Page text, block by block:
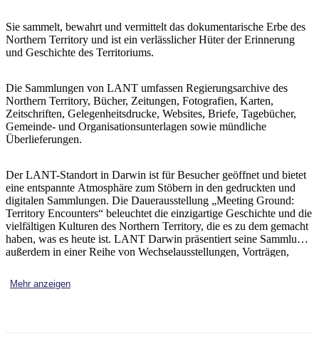
up
Sie sammelt, bewahrt und vermittelt das dokumentarische Erbe des
Northern Territory und ist ein verlässlicher Hüter der Erinnerung
und Geschichte des Territoriums.
Die Sammlungen von LANT umfassen Regierungsarchive des
Northern Territory, Bücher, Zeitungen, Fotografien, Karten,
Zeitschriften, Gelegenheitsdrucke, Websites, Briefe, Tagebücher,
Gemeinde- und Organisationsunterlagen sowie mündliche
Überlieferungen.
Der LANT-Standort in Darwin ist für Besucher geöffnet und bietet
eine entspannte Atmosphäre zum Stöbern in den gedruckten und
digitalen Sammlungen. Die Dauerausstellung „Meeting Ground:
Territory Encounters“ beleuchtet die einzigartige Geschichte und die
vielfältigen Kulturen des Northern Territory, die es zu dem gemacht
haben, was es heute ist. LANT Darwin präsentiert seine Sammlung
außerdem in einer Reihe von Wechselausstellungen, Vorträgen,
Mehr anzeigen